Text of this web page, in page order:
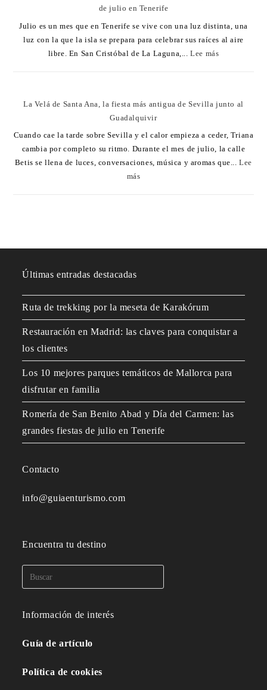
de julio en Tenerife
Julio es un mes que en Tenerife se vive con una luz distinta, una
luz con la que la isla se prepara para celebrar sus raíces al aire
libre. En San Cristóbal de La Laguna,...Lee más
La Velá de Santa Ana, la fiesta más antigua de Sevilla junto al
Guadalquivir
Cuando cae la tarde sobre Sevilla y el calor empieza a ceder, Triana
cambia por completo su ritmo. Durante el mes de julio, la calle
Betis se llena de luces, conversaciones, música y aromas que...Lee
más
Últimas entradas destacadas
Ruta de trekking por la meseta de Karakórum
Restauración en Madrid: las claves para conquistar a
los clientes
Los 10 mejores parques temáticos de Mallorca para
disfrutar en familia
Romería de San Benito Abad y Día del Carmen: las
grandes fiestas de julio en Tenerife
Contacto
info@guiaenturismo.com
Encuentra tu destino
Información de interés
Guía de artículo
Política de cookies